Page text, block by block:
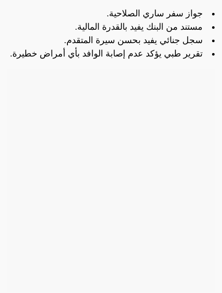
جواز سفر ساري الصلاحية.
مستند من البنك يفيد بالقدرة المالية.
سجل جنائي يفيد بحسن سيرة المتقدم.
تقرير طبي يؤكد عدم إصابة الوافد بأي أمراض خطيرة.